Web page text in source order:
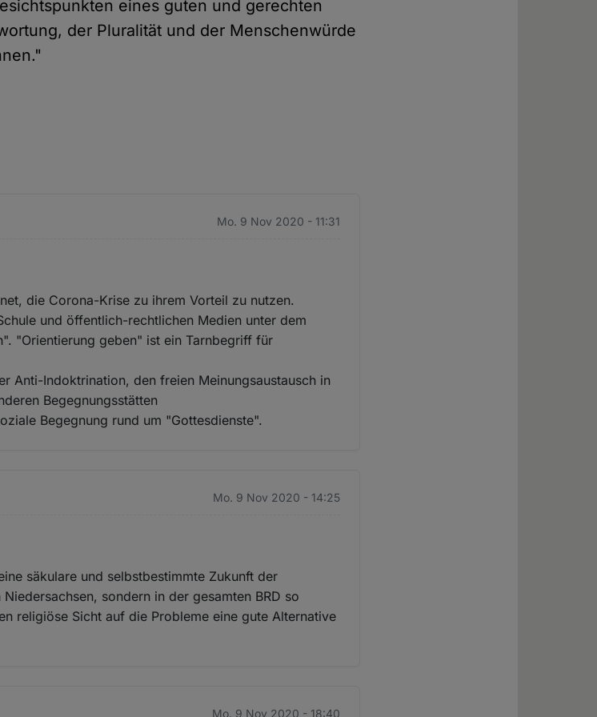
eines guten und gerechten
der Pluralität und der Menschenwürde
Mo. 9 Nov 2020 - 11:31
die Corona-Krise zu ihrem Vorteil zu nutzen.
und öffentlich-rechtlichen Medien unter dem
"Orientierung geben" ist ein Tarnbegriff für
Anti-Indoktrination, den freien Meinungsaustausch in
Begegnungsstätten
Begegnung rund um "Gottesdienste".
Mo. 9 Nov 2020 - 14:25
säkulare und selbstbestimmte Zukunft der
sondern in der gesamten BRD so
religiöse Sicht auf die Probleme eine gute Alternative
Mo. 9 Nov 2020 - 18:40